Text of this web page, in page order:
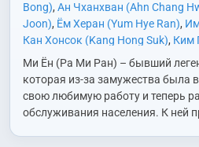
Bong), Ан Чханхван (Ahn Chang
Joon), Ём Херан (Yum Hye Ran),
Кан Хонсок (Kang Hong Suk), Ким
Seop)
Ким Дован (Kim Do Wan)
(1981))
Ким Тхэджун (Kim Tae
Jung Min)
Ли Рэ (Lee Re) Ли
Джаён (Ok Ja Yeon)
Пак Соын
Yoo Ram)
Соль Чханхи (Seol Chang Hee),
Ми Ён (Ра Ми Ран) – бывший
которая из-за замужества была
свою любимую работу и теперь
обслуживания населения. К ней